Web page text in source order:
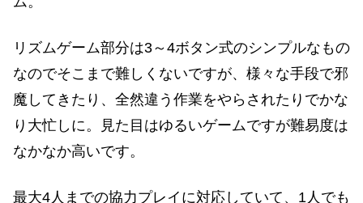
リズムゲーム部分は3～4ボタン式のシンプルなもの
なのでそこまで難しくないですが、様々な手段で邪
魔してきたり、全然違う作業をやらされたりでかな
り大忙しに。見た目はゆるいゲームですが難易度は
なかなか高いです。
最大4人までの協力プレイに対応していて、1人でも